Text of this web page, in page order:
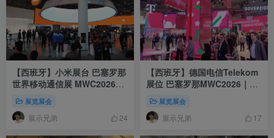
【西班牙】小米展台 巴塞罗那
世界移动通信展 MWC2026｜
MP4｜1080P｜58.46M
展览展会
展示兄弟 24
【西班牙】德国电信Telekom
展位 巴塞罗那MWC2026｜
MP4｜1080P｜77.42M
展览展会
展示兄弟 17